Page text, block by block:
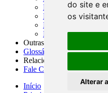
do site e
os
Alterar
Editorial
Monografias
Na Imprensa
Fórum de Discussão
Outras ferramentas
Glossário
Relacionamento
Fale Conosco
Início